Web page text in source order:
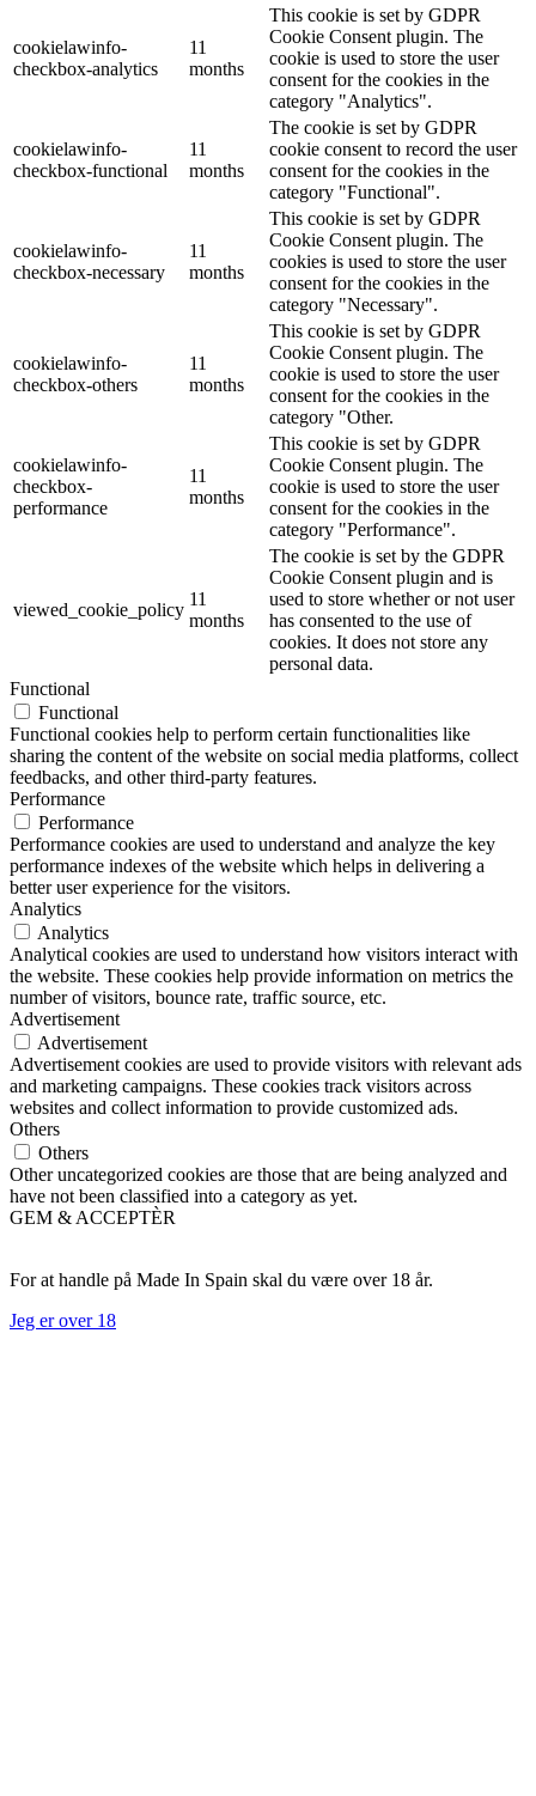
cookielawinfo-
checkbox-analytics
11
months
This cookie is set by GDPR
Cookie Consent plugin. The
cookie is used to store the user
consent for the cookies in the
category "Analytics".
cookielawinfo-
checkbox-functional
11
months
The cookie is set by GDPR
cookie consent to record the user
consent for the cookies in the
category "Functional".
cookielawinfo-
checkbox-necessary
11
months
This cookie is set by GDPR
Cookie Consent plugin. The
cookies is used to store the user
consent for the cookies in the
category "Necessary".
cookielawinfo-
checkbox-others
11
months
This cookie is set by GDPR
Cookie Consent plugin. The
cookie is used to store the user
consent for the cookies in the
category "Other.
cookielawinfo-
checkbox-
performance
11
months
This cookie is set by GDPR
Cookie Consent plugin. The
cookie is used to store the user
consent for the cookies in the
category "Performance".
viewed_cookie_policy
11
months
The cookie is set by the GDPR
Cookie Consent plugin and is
used to store whether or not user
has consented to the use of
cookies. It does not store any
personal data.
Functional
Functional
Functional cookies help to perform certain functionalities like
sharing the content of the website on social media platforms, collect
feedbacks, and other third-party features.
Performance
Performance
Performance cookies are used to understand and analyze the key
performance indexes of the website which helps in delivering a
better user experience for the visitors.
Analytics
Analytics
Analytical cookies are used to understand how visitors interact with
the website. These cookies help provide information on metrics the
number of visitors, bounce rate, traffic source, etc.
Advertisement
Advertisement
Advertisement cookies are used to provide visitors with relevant ads
and marketing campaigns. These cookies track visitors across
websites and collect information to provide customized ads.
Others
Others
Other uncategorized cookies are those that are being analyzed and
have not been classified into a category as yet.
GEM & ACCEPTÈR
For at handle på Made In Spain skal du være over 18 år.
Jeg er over 18